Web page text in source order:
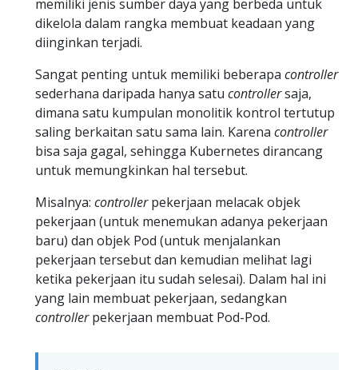
memiliki jenis sumber daya yang berbeda untuk
dikelola dalam rangka membuat keadaan yang
diinginkan terjadi.
Sangat penting untuk memiliki beberapa controller
sederhana daripada hanya satu controllersaja,
dimana satu kumpulan monolitik kontrol tertutup
saling berkaitan satu sama lain. Karena controller
bisa saja gagal, sehingga Kubernetes dirancang
untuk memungkinkan hal tersebut.
Misalnya: controllerpekerjaan melacak objek
pekerjaan (untuk menemukan adanya pekerjaan
baru) dan objek Pod (untuk menjalankan
pekerjaan tersebut dan kemudian melihat lagi
ketika pekerjaan itu sudah selesai). Dalam hal ini
yang lain membuat pekerjaan, sedangkan
controllerpekerjaan membuat Pod-Pod.